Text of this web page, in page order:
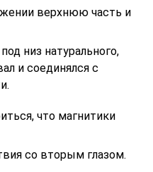
верхнюю часть и
низ натурального,
и соединялся с
что магнитики
со вторым глазом.